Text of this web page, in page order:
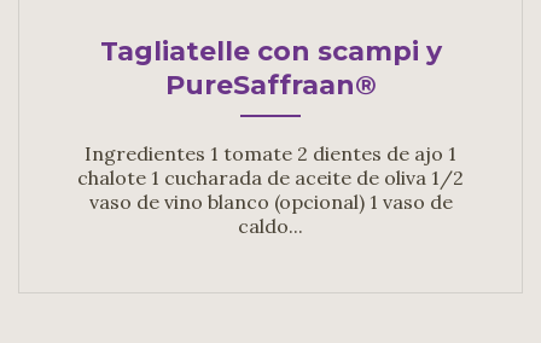
Tagliatelle con scampi y
PureSaffraan®
Ingredientes 1 tomate 2 dientes de ajo 1
chalote 1 cucharada de aceite de oliva 1/2
vaso de vino blanco (opcional) 1 vaso de
caldo...